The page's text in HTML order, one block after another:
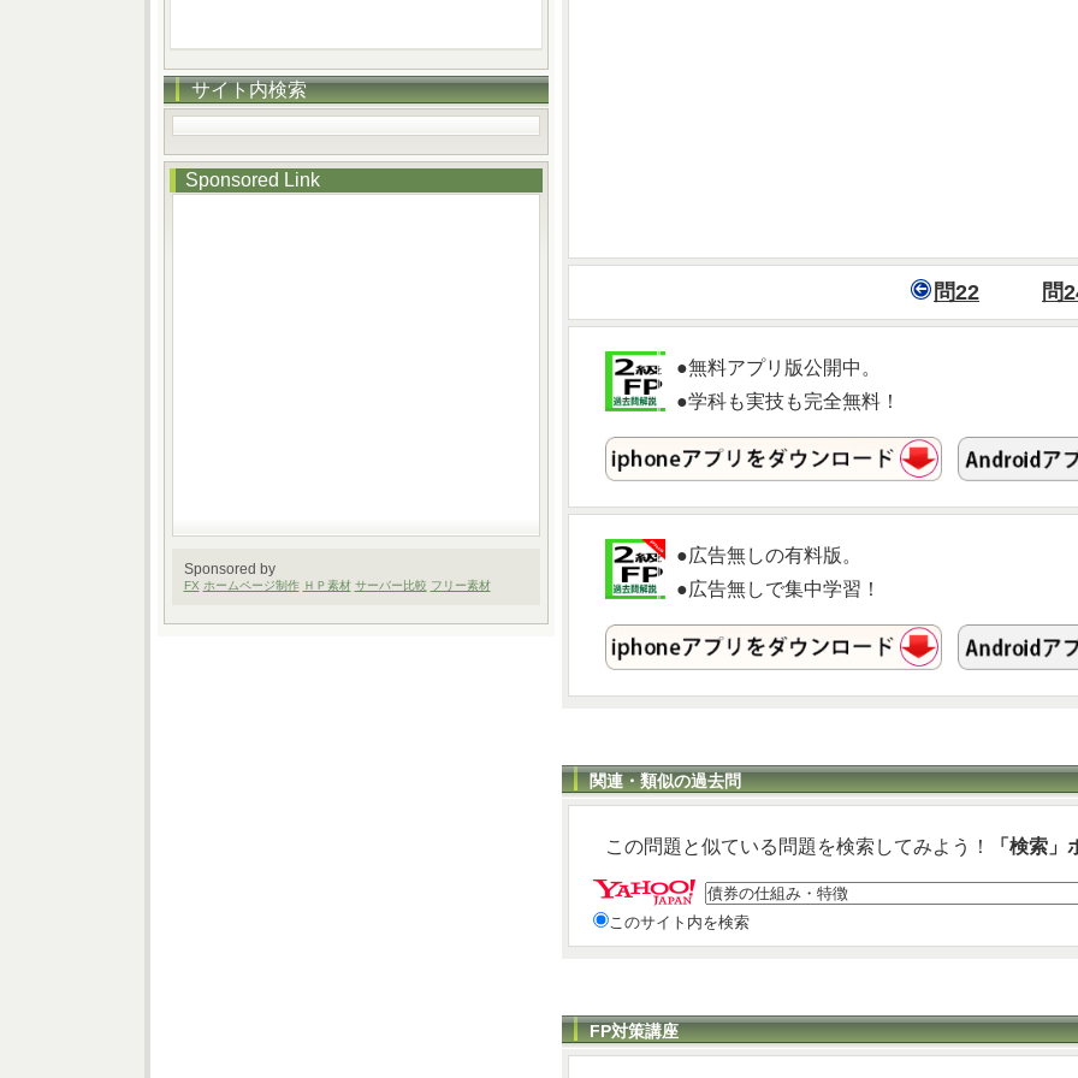
問22 問
●無料アプリ版公開中。
●学科も実技も完全無料！
●広告無しの有料版。
●広告無しで集中学習！
関連・類似の過去問
この問題と似ている問題を検索してみよう！ 「検索
このサイト内を検索
FP対策講座
サイト内検索
Sponsored Link
Sponsored by
FX ホームページ制作 ＨＰ素材 サーバー比較 フリー素材